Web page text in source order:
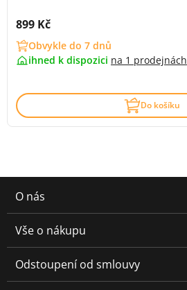
Cena s DPH:
899 Kč
Obvykle do 7 dnů
ihned k dispozici na 1 prodejnách
Do košíku
O nás
Vše o nákupu
Odstoupení od smlouvy